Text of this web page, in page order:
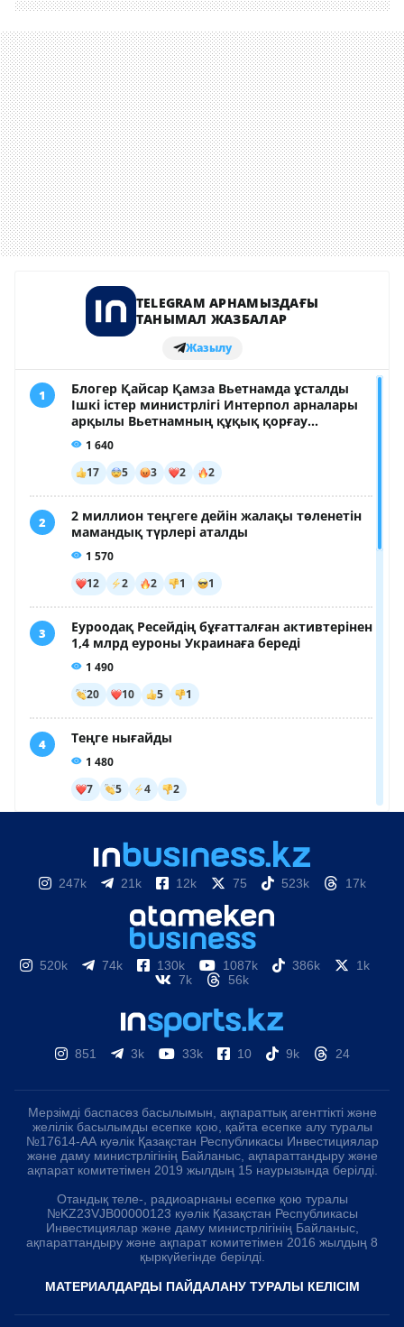
247k 21k 12k 75 523k 17k
520k 74k 130k 1087k 386k
1k
7k
56k
851 3k 33k 10 9k 24
Мерзімді баспасөз басылымын, ақпараттық агенттікті және
желілік басылымды есепке қою, қайта есепке алу туралы
№17614-АА куәлік Қазақстан Республикасы Инвестициялар
және даму министрлігінің Байланыс, ақпараттандыру және
ақпарат комитетімен 2019 жылдың 15 наурызында берілді.
Отандық теле-, радиоарнаны есепке қою туралы
№KZ23VJB00000123 куәлік Қазақстан Республикасы
Инвестициялар және даму министрлігінің Байланыс,
ақпараттандыру және ақпарат комитетімен 2016 жылдың 8
қыркүйегінде берілді.
МАТЕРИАЛДАРДЫ ПАЙДАЛАНУ ТУРАЛЫ КЕЛІСІМ